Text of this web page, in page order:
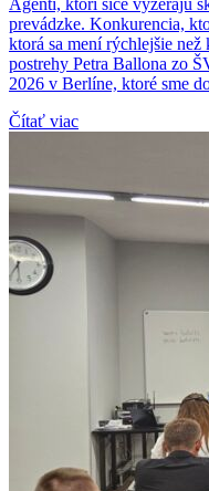
prevádzke. Konkurencia,
ktorá sa mení rýchlejšie
postrehy Petra Ballona zo
2026 v Berlíne, ktoré sme
Čítať viac